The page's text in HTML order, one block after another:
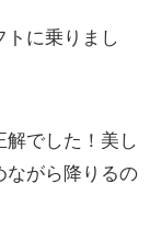
トに乗りまし
でした！美し
ながら降りるの